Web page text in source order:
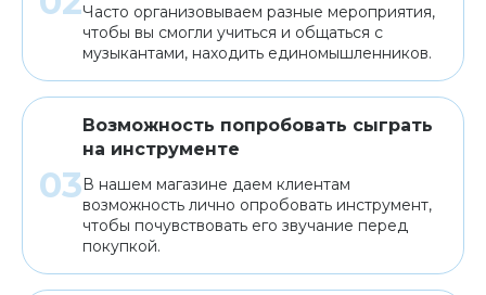
Часто организовываем разные мероприятия,
чтобы вы смогли учиться и общаться с
музыкантами, находить единомышленников.
Возможность попробовать сыграть
на инструменте
В нашем магазине даем клиентам
возможность лично опробовать инструмент,
чтобы почувствовать его звучание перед
покупкой.